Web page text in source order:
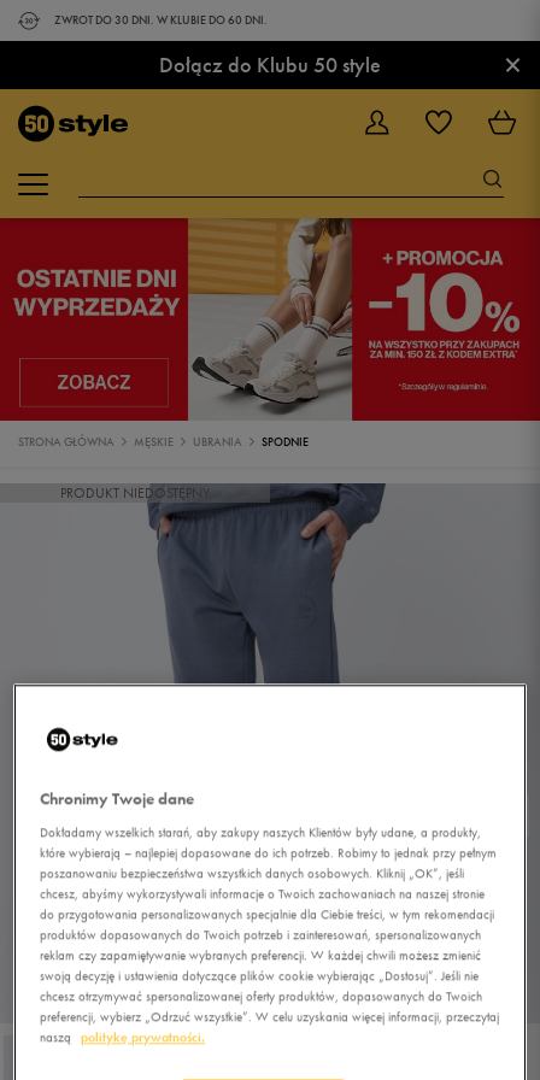
ZWROT DO 30 DNI. W KLUBIE DO 60 DNI.
Dołącz do Klubu 50 style ×
STRONA GŁÓWNA MĘSKIE UBRANIA SPODNIE
PRODUKT NIEDOSTĘPNY
Chronimy Twoje dane
Dokładamy wszelkich starań, aby zakupy naszych Klientów były udane, a produkty,
które wybierają – najlepiej dopasowane do ich potrzeb. Robimy to jednak przy pełnym
poszanowaniu bezpieczeństwa wszystkich danych osobowych. Kliknij „OK”, jeśli
chcesz, abyśmy wykorzystywali informacje o Twoich zachowaniach na naszej stronie
do przygotowania personalizowanych specjalnie dla Ciebie treści, w tym rekomendacji
produktów dopasowanych do Twoich potrzeb i zainteresowań, spersonalizowanych
reklam czy zapamiętywanie wybranych preferencji. W każdej chwili możesz zmienić
swoją decyzję i ustawienia dotyczące plików cookie wybierając „Dostosuj”. Jeśli nie
chcesz otrzymywać spersonalizowanej oferty produktów, dopasowanych do Twoich
preferencji, wybierz „Odrzuć wszystkie”. W celu uzyskania więcej informacji, przeczytaj
naszą
politykę prywatności.